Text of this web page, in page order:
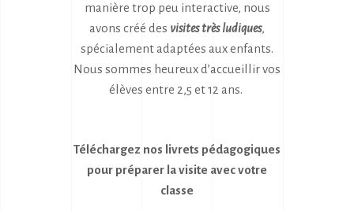
manière trop peu interactive, nous
avons créé des visites très ludiques,
spécialement adaptées aux enfants.
Nous sommes heureux d’accueillir vos
élèves entre 2,5 et 12 ans.
Téléchargez nos livrets pédagogiques
pour préparer la visite avec votre
classe